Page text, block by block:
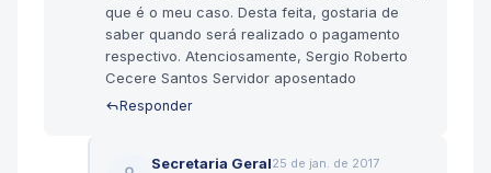
que é o meu caso. Desta feita, gostaria de
saber quando será realizado o pagamento
respectivo. Atenciosamente, Sergio Roberto
Cecere Santos Servidor aposentado
Responder
Secretaria Geral25 de jan. de 2017